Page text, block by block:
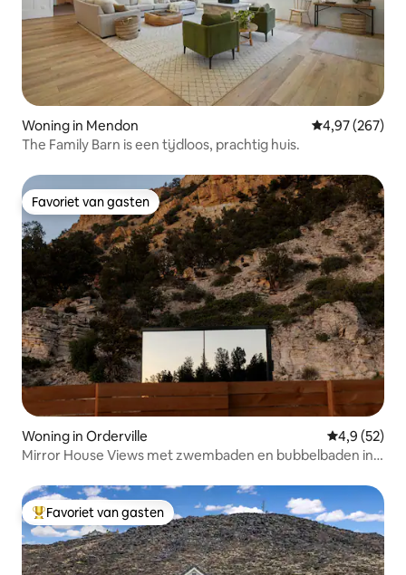
Woning in Mendon Gemiddelde
4,97 (267)
The Family Barn is een tijdloos, prachtig huis.
Favoriet van gasten
Favoriet van gasten
Woning in Orderville
4,9 (52)
Mirror House Views met zwembaden en bubbelbaden in
Topfavoriet van gasten
Favoriet van gasten